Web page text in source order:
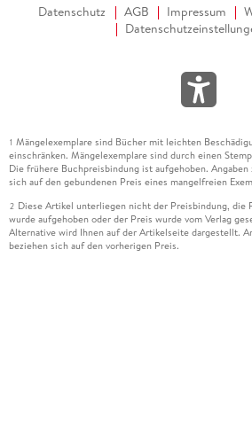
Datenschutz AGB Impressum
1 Mängelexemplare sind Bücher mit leichten
einschränken. Mängelexemplare sind durch einen
Die frühere Buchpreisbindung ist aufgehoben. Angaben
sich auf den gebundenen Preis eines mangelfreien
2 Diese Artikel unterliegen nicht der Preisbindung, die
wurde aufgehoben oder der Preis wurde vom Verlag
Alternative wird Ihnen auf der Artikelseite dargestellt.
beziehen sich auf den vorherigen Preis.